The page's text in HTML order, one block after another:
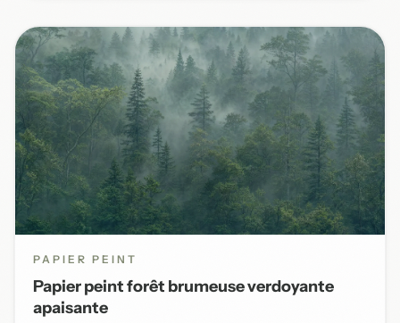
PAPIER PEINT
Papier peint forêt brumeuse verdoyante
apaisante